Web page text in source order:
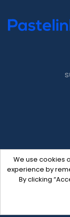
We use cookies
experience by
By clicking